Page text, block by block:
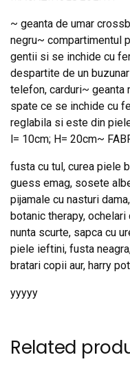
~ geanta de umar
negru~ compartimentul
gentii si se inchide cu
despartite de un
telefon, carduri~ geanta
spate ce se inchide cu
reglabila si este din
l= 10cm; H= 20cm~
fusta cu tul, curea piele
guess emag, sosete
pijamale cu nasturi
botanic therapy,
nunta scurte, sapca cu
piele ieftini, fusta
bratari copii aur, harry
yyyyy
Related